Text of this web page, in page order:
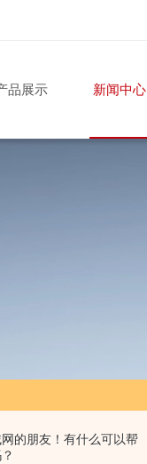
的朋友！有什么可以帮
品展示 新闻中心